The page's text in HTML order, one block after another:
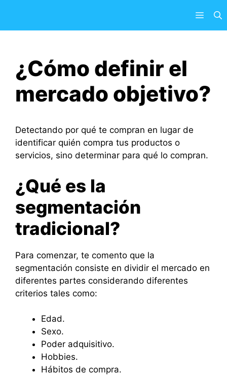
contenido
Menú
¿Cómo definir el
mercado objetivo?
Detectando por qué te compran en lugar de
identificar quién compra tus productos o
servicios, sino determinar para qué lo compran.
¿Qué es la
segmentación
tradicional?
Para comenzar, te comento que la
segmentación consiste en dividir el mercado en
diferentes partes considerando diferentes
criterios tales como:
Edad.
Sexo.
Poder adquisitivo.
Hobbies.
Hábitos de compra.